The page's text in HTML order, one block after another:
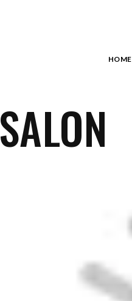
HOME
SALON